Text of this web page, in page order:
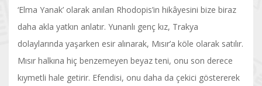
‘Elma Yanak’ olarak anılan Rhodopis’in hikâyesini bize biraz
daha akla yatkın anlatır. Yunanlı genç kız, Trakya
dolaylarında yaşarken esir alınarak, Mısır’a köle olarak satılır.
Mısır halkına hiç benzemeyen beyaz teni, onu son derece
kıymetli hale getirir. Efendisi, onu daha da çekici göstererek